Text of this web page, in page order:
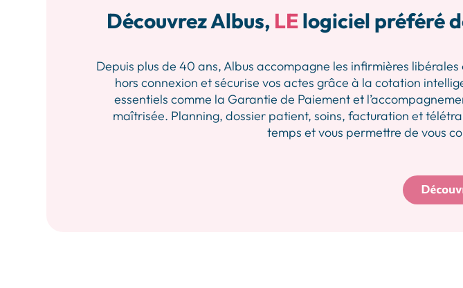
Découvrez Albus, LElogiciel préféré
Depuis plus de 40 ans, Albus accompagne les infirmières
hors connexion et sécurise vos actes grâce à la cotation
essentiels comme la Garantie de Paiement et
maîtrisée. Planning, dossier patient, soins, facturation et
temps et vous permettre de vous